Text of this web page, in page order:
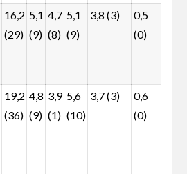
16,2
(29)
5,1
(9)
4,7
(8)
5,1
(9)
3,8 (3)
0,5
(0)
19,2
(36)
4,8
(9)
3,9
(1)
5,6
(10)
3,7 (3)
0,6
(0)